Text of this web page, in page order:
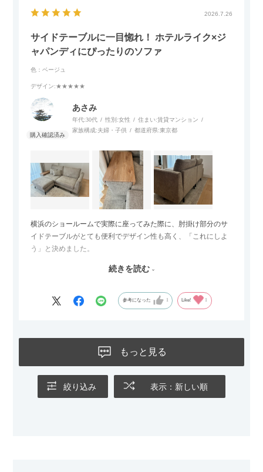
2026.7.26
サイドテーブルに一目惚れ！ ホテルライク×ジ
ャパンディにぴったりのソファ
色：ベージュ
デザイン:★★★★★
あさみ
年代:30代 性別:女性 住まい:賃貸マンション
家族構成:夫婦・子供 都道府県:東京都
横浜のショールームで実際に座ってみた際に、肘掛け部分のサ
イドテーブルがとても便利でデザイン性も高く、「これにしよ
う」と決めました。
サイズは2.5人掛けですが、幅184cmとコンパクトなので圧迫感
グとのバランスもぴったりで、リビング全体がすっきり見えま
ないのもお気に入りのポイントです。さらに、わが家はソファ
の後ろ側を通ることも多い間取りなので、背面まできれいに仕
ても美しく、空間の印象を損ないません。
続きを読む
参考になった Like!
もっと見る
絞り込み 表示：新しい順